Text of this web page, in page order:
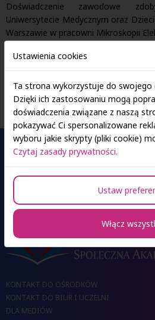
Doświadczenie zawodowe
Uniwersytecie Medycznym oraz
Warszawie w pracowni Mikroskopii
Zakładzie Patomorfologii i
diagnostyką mikroskopowo-
Oferta studiów
Ośrodki SAN
KONTAKT DO OŚRODKÓW
KONTAKT DO BIUR I UCZELNI
DLA MEDIÓW
Ustawienia cookies
Ta strona wykorzystuje do swojego
Dzięki ich zastosowaniu mogą
doświadczenia związane z naszą
pokazywać Ci spersonalizowane
wyboru jakie skrypty (pliki cookie)
Czytaj zasady prywatności.
Ustaw
Włącz